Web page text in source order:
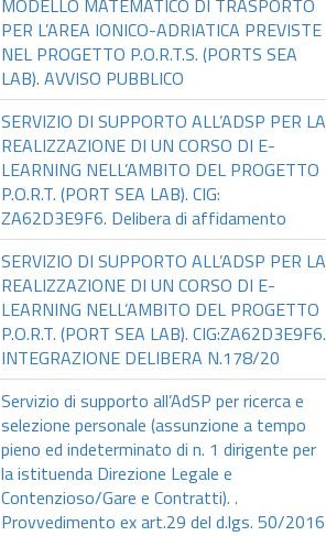
MODELLO MATEMATICO DI TRASPORTO
PER L’AREA IONICO-ADRIATICA PREVISTE
NEL PROGETTO P.O.R.T.S. (PORTS SEA
LAB). AVVISO PUBBLICO
SERVIZIO DI SUPPORTO ALL’ADSP PER LA
REALIZZAZIONE DI UN CORSO DI E-
LEARNING NELL’AMBITO DEL PROGETTO
P.O.R.T. (PORT SEA LAB). CIG:
ZA62D3E9F6. Delibera di affidamento
SERVIZIO DI SUPPORTO ALL’ADSP PER LA
REALIZZAZIONE DI UN CORSO DI E-
LEARNING NELL’AMBITO DEL PROGETTO
P.O.R.T. (PORT SEA LAB). CIG:ZA62D3E9F6.
INTEGRAZIONE DELIBERA N.178/20
Servizio di supporto all’AdSP per ricerca e
selezione personale (assunzione a tempo
pieno ed indeterminato di n. 1 dirigente per
la istituenda Direzione Legale e
Contenzioso/Gare e Contratti). .
Provvedimento ex art.29 del d.lgs. 50/2016